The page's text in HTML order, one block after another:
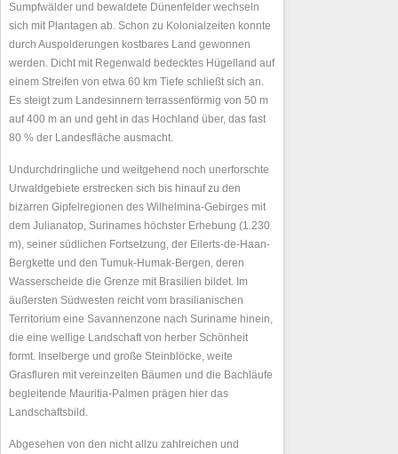
Sumpfwälder und bewaldete Dünenfelder wechseln
sich mit Plantagen ab. Schon zu Kolonialzeiten konnte
durch Auspolderungen kostbares Land gewonnen
werden. Dicht mit Regenwald bedecktes Hügelland auf
einem Streifen von etwa 60 km Tiefe schließt sich an.
Es steigt zum Landesinnern terrassenförmig von 50 m
auf 400 m an und geht in das Hochland über, das fast
80 % der Landesfläche ausmacht.
Undurchdringliche und weitgehend noch unerforschte
Urwaldgebiete erstrecken sich bis hinauf zu den
bizarren Gipfelregionen des Wilhelmina-Gebirges mit
dem Julianatop, Surinames höchster Erhebung (1.230
m), seiner südlichen Fortsetzung, der Eilerts-de-Haan-
Bergkette und den Tumuk-Humak-Bergen, deren
Wasserscheide die Grenze mit Brasilien bildet. Im
äußersten Südwesten reicht vom brasilianischen
Territorium eine Savannenzone nach Suriname hinein,
die eine wellige Landschaft von herber Schönheit
formt. Inselberge und große Steinblöcke, weite
Grasfluren mit vereinzelten Bäumen und die Bachläufe
begleitende Mauritia-Palmen prägen hier das
Landschaftsbild.
Abgesehen von den nicht allzu zahlreichen und